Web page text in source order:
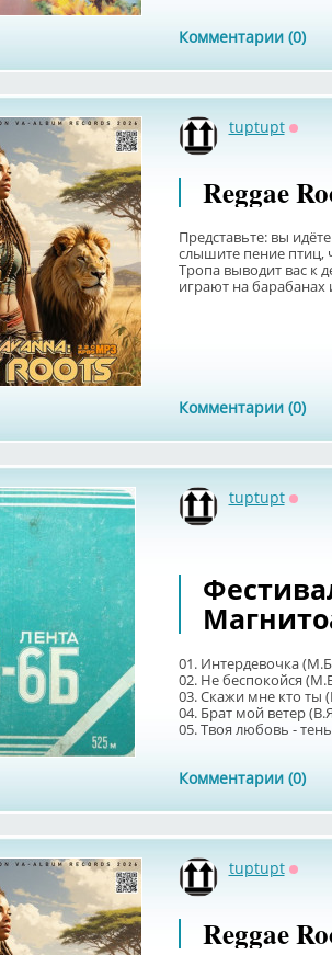
Комментарии (0)
tuptupt
Reggae
Представьте: вы
слышите пение птиц,
Тропа выводит вас к
играют на барабанах
Комментарии (0)
tuptupt
01. Интердевочка
02. Не беспокойся
03. Скажи мне кто ты
04. Брат мой ветер
05. Твоя любовь -
Комментарии (0)
tuptupt
Reggae